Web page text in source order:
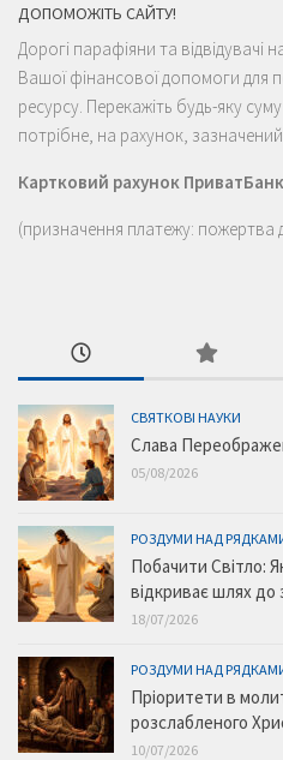
ДОПОМОЖІТЬ САЙТУ!
Дорогі парафіяни та
Вашої фінансової допомоги для
ресурсу. Перекажіть будь-яку
потрібне, на рахунок,
Картковий рахунок
(призначення платежу: пожертва
СВЯТКОВІ НАУКИ
Слава
05/08/2026
РОЗДУМИ НАД
Побачити Світло:
відкриває шлях до
18/07/2026
РОЗДУМИ НАД
Пріоритети в
розслабленого
10/07/2026